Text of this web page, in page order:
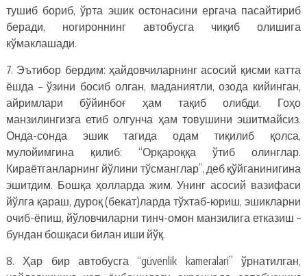
тушиб бориб, ўрта эшик остонасини ергача пасайтириб
беради, ногироннинг автобусга чиқиб олишига
кўмаклашади.
7. Эътибор бердим: ҳайдовчиларнинг асосий қисми катта
ёшда – ўзини босиб олган, маданиятли, озода кийинган,
айримлари бўйинбоғ ҳам тақиб олибди. Гоҳо
манзилингизга етиб олгунча ҳам товушини эшитмайсиз.
Онда-сонда эшик тагида одам тиқилиб қолса,
мулойимгина қилиб: “Орқароққа ўтиб олинглар.
Кираётганларнинг йўлини тўсманглар”, деб қўйганинигина
эшитдим. Бошқа ҳолларда жим. Унинг асосий вазифаси
йўлга қараш, дуроқ (бекат)ларда тўхтаб-юриш, эшикларни
очиб-ёпиш, йўловчиларни тинч-омон манзилига етказиш –
бундан бошқаси билан иши йўқ.
8. Ҳар бир автобусга “güvenlik kameralari” ўрнатилган,